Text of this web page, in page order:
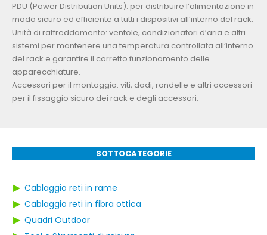
PDU (Power Distribution Units): per distribuire l’alimentazione in
modo sicuro ed efficiente a tutti i dispositivi all’interno del rack.
Unità di raffreddamento: ventole, condizionatori d’aria e altri
sistemi per mantenere una temperatura controllata all’interno
del rack e garantire il corretto funzionamento delle
apparecchiature.
Accessori per il montaggio: viti, dadi, rondelle e altri accessori
per il fissaggio sicuro dei rack e degli accessori.
SOTTOCATEGORIE
▶ Cablaggio reti in rame
▶ Cablaggio reti in fibra ottica
▶ Quadri Outdoor